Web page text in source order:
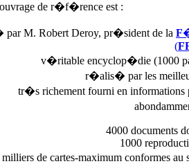
de r�f�rence est :
M. Robert Deroy, pr�sident de la F
(
v�ritable encyclop�die (1000
r�alis� par les
tr�s richement fourni en informations
4000 documents
1000
milliers de cartes-maximum conformes